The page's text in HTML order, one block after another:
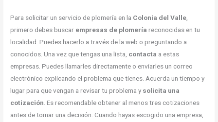
Para solicitar un servicio de plomería en la Colonia del Valle
primero debes buscar empresas de plomería reconocidas en tu
localidad. Puedes hacerlo a través de la web o preguntando a
conocidos. Una vez que tengas una lista, contacta a estas
empresas. Puedes llamarles directamente o enviarles un correo
electrónico explicando el problema que tienes. Acuerda un tiempo y
lugar para que vengan a revisar tu problema y solicita una
cotización . Es recomendable obtener al menos tres cotizaciones
antes de tomar una decisión. Cuando hayas escogido una empresa,